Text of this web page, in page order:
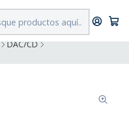
a Región Metropolitana por
DAC/CD